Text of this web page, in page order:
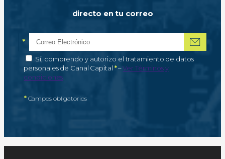
directo en tu correo
Correo electrónico
*Campo obligatorio
Autorización de tratamiento de datos personales
Sí, comprendo y autorizo el tratamiento de datos
personales de Canal Capital *–Campo obligatorio
Ver Términos y
condiciones
*Campos obligatorios